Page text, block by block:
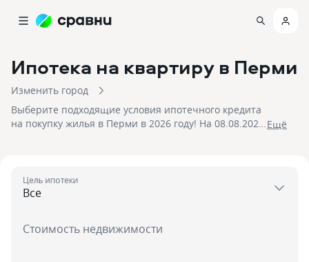
Ипотека на квартиру в Перми
Изменить город
Выберите подходящие условия ипотечного кредита
на покупку жилья в Перми в 2026 году! На 08.08.2026 Eщё
Цель ипотеки
Стоимость недвижимости